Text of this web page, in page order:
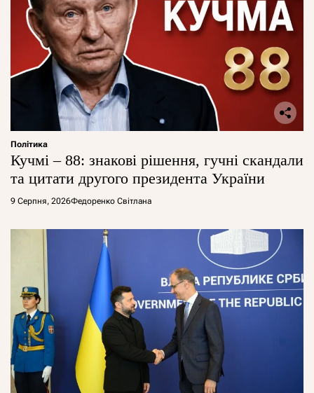
Політика
Кучмі – 88: знакові рішення, гучні скандали
та цитати другого президента України
9 Серпня, 2026Федоренко Світлана